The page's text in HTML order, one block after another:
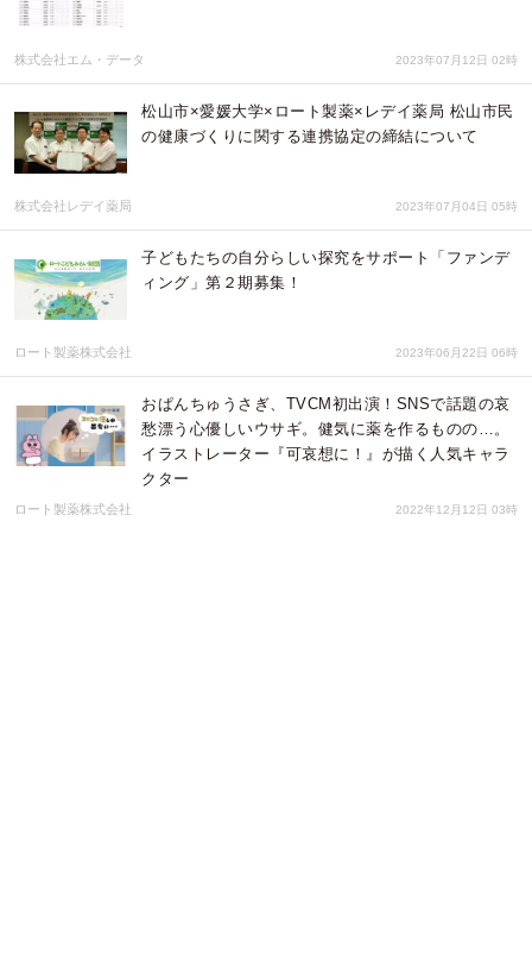
株式会社エム・データ 2023年07月12日 02時
松山市×愛媛大学×ロート製薬×レデイ薬局 松山市民
の健康づくりに関する連携協定の締結について
株式会社レデイ薬局 2023年07月04日 05時
子どもたちの自分らしい探究をサポート「ファンデ
ィング」第２期募集！
ロート製薬株式会社 2023年06月22日 06時
おぱんちゅうさぎ、TVCM初出演！SNSで話題の哀
愁漂う心優しいウサギ。健気に薬を作るものの…。
イラストレーター『可哀想に！』が描く人気キャラ
クター
ロート製薬株式会社 2022年12月12日 03時